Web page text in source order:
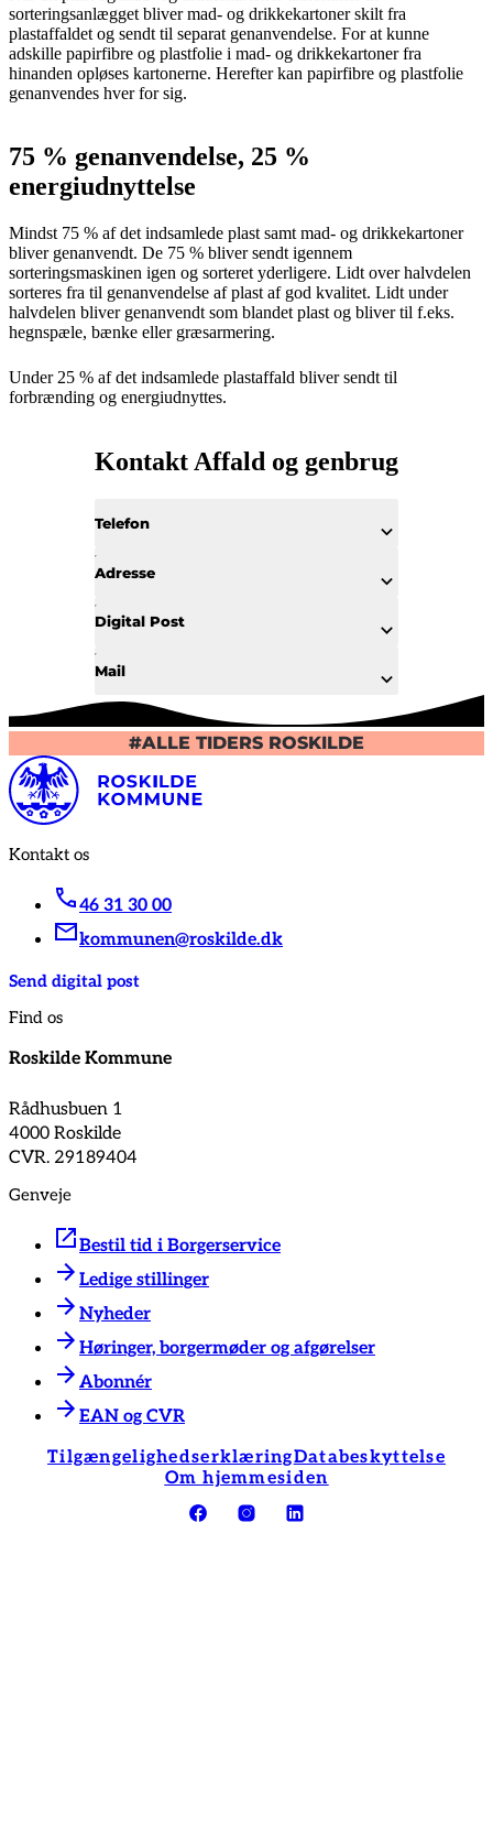
sorteringsanlægget bliver mad- og drikkekartoner skilt fra
plastaffaldet og sendt til separat genanvendelse. For at kunne
adskille papirfibre og plastfolie i mad- og drikkekartoner fra
hinanden opløses kartonerne. Herefter kan papirfibre og plastfolie
genanvendes hver for sig.
75 % genanvendelse, 25 %
energiudnyttelse
Mindst 75 % af det indsamlede plast samt mad- og drikkekartoner
bliver genanvendt. De 75 % bliver sendt igennem
sorteringsmaskinen igen og sorteret yderligere. Lidt over halvdelen
sorteres fra til genanvendelse af plast af god kvalitet. Lidt under
halvdelen bliver genanvendt som blandet plast og bliver til f.eks.
hegnspæle, bænke eller græsarmering.
Under 25 % af det indsamlede plastaffald bliver sendt til
forbrænding og energiudnyttes.
Kontakt Affald og genbrug
Telefon
Adresse
Digital Post
Mail
#ALLE TIDERS ROSKILDE
Kontakt os
46 31 30 00
kommunen@roskilde.dk
Send digital post
Find os
Roskilde Kommune
Rådhusbuen 1
4000 Roskilde
CVR. 29189404
Genveje
Bestil tid i Borgerservice
Ledige stillinger
Nyheder
Høringer, borgermøder og afgørelser
Abonnér
EAN og CVR
TilgængelighedserklæringDatabeskyttelse
Om hjemmesiden